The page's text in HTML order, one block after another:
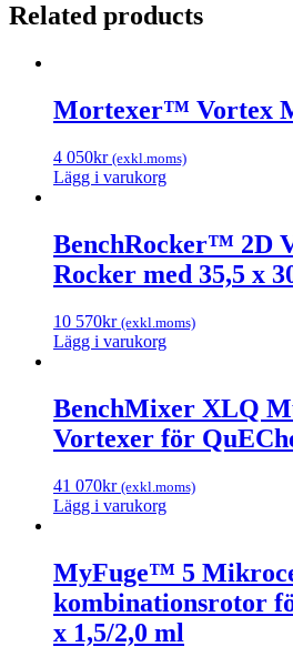
Related products
Mortexer™ Vortex
4 050kr (exkl.moms)
Lägg i varukorg
BenchRocker™ 2D
Rocker med 35,5 x
10 570kr (exkl.moms)
Lägg i varukorg
BenchMixer XLQ
Vortexer för
41 070kr (exkl.moms)
Lägg i varukorg
MyFuge™ 5
kombinationsrotor
x 1,5/2,0 ml